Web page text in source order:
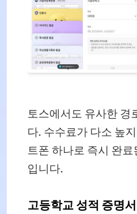
토스에서도 유사한 경
다. 수수료가 다소 높
트폰 하나로 즉시 완
입니다.
고등학교 성적 증명